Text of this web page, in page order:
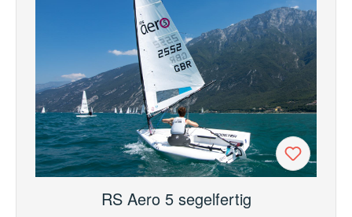
RS Aero 5 segelfertig